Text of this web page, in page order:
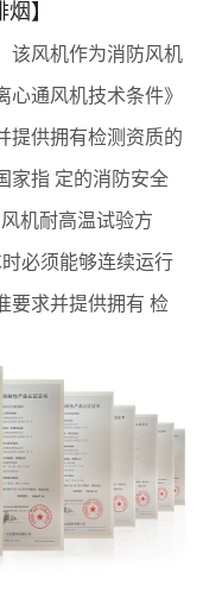
】
该风机作为消防风机
心通风机技术条件》
提供拥有检测资质的
家指 定的消防安全
机耐高温试验方
必须能够连续运行
要求并提供拥有 检